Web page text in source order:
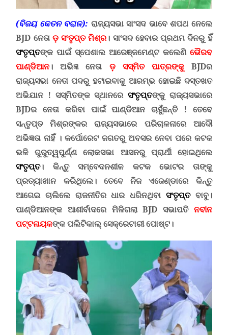
(ବିଜୟ କେତନ ବରାଳ): ରାଜ୍ୟସଭା ସାଂସଦ ଭାବେ ଶପଥ ନେଲେ
BJD ନେତାଡ଼ ସଂତୃପ୍ତ ମିଶ୍ର। ସାଂସଦ ହେବାର ପ୍ରଥମ ଦିନରୁ ହିଁ
ସଂତୃପ୍ତଙ୍କ ପାଇଁ ସ୍ପେଶାଲ ଆରେଞ୍ଜମେଣ୍ଟ କଲେଣି ଭୈରବ
ପାଣ୍ଡିଆନ । ଅଭିଜ୍ଞ ନେତା ଡ଼ ସସ୍ମିତ ପାତ୍ରଙ୍କୁ BJDର
ରାଜ୍ୟସଭା ନେତା ପଦରୁ ହଟାଇବାକୁ ଆରମ୍ଭ ହୋଇଛି ଦସ୍ତଖତ
ଅଭିଯାନ ! ସସ୍ମିତଙ୍କ ସ୍ଥାନରେ ସଂତୃପ୍ତଙ୍କୁ ରାଜ୍ୟସଭାରେ
BJDର ନେତା କରିବା ପାଇଁ ପାଣ୍ଡିଆନ ଚାହୁଁଛନ୍ତି !
ତେବେ
ସନ୍ତୃପ୍ତ ମିଶ୍ରଙ୍କର ରାଜ୍ୟସଭାରେ ପରିଚାଳନାରେ ଆଦୌ
ଅଭିଜ୍ଞତା ନାହିଁ ।କର୍ପୋରେଟ ଜଗତରୁ ଅବସର ନେବା ପରେ କଟକ
ଭଳି ଗୁରୁତ୍ୱପୁର୍ଣ୍ଣ ଲୋକସଭା ଆସନରୁ ପ୍ରାର୍ଥୀ ହୋଇଥିଲେ
ସଂତୃପ୍ତ। କିନ୍ତୁ ସମ୍ବେଦନଶୀଳ କଟକ ଭୋଟର ତାଙ୍କୁ
ପ୍ରତ୍ୟାଖାନ କରିଥିଲେ। ତେବେ ନିଜ ଏଜେଣ୍ଡାରେ କିନ୍ତୁ
ଆଗେଇ ଚାଲିଲେ ରାଜନୀତିର ଧାର ଧରିନଥିବା ସଂତୃପ୍ତବାବୁ।
ପାଣ୍ଡିଆନଙ୍କ ଆଶୀର୍ବାଦରେ ମିଳିଗଲାBJD ସଭାପତି ନବୀନ
ପଟ୍ଟନାୟକଙ୍କ ପଲିଟିକାଲ୍ ସେକ୍ରେଟାରୀ ପୋଷ୍ଟ।